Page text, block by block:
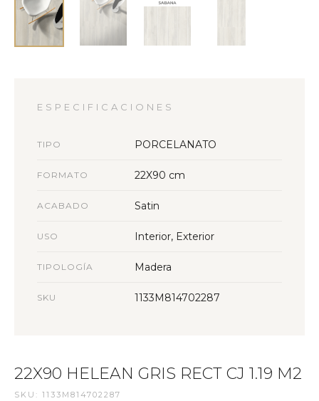
ESPECIFICACIONES
TIPO PORCELANATO
FORMATO 22X90 cm
ACABADO Satin
USO Interior, Exterior
TIPOLOGÍA Madera
SKU 1133M814702287
22X90 HELEAN GRIS RECT CJ 1.19 M2
SKU: 1133M814702287